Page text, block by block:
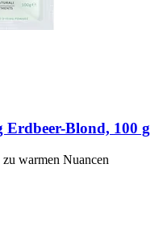
Erdbeer-​Blond, 100 g
warmen Nuancen